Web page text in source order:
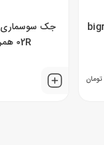
تومان
02R همراه با دسته گردان